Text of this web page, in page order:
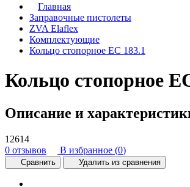
Главная
Заправочные пистолеты
ZVA Elaflex
Комплектующие
Кольцо стопорное EC 183.1
Кольцо стопорное
Описание и
12614
0 отзывов
В избранное (0)
Сравнить Удалить из сравнения